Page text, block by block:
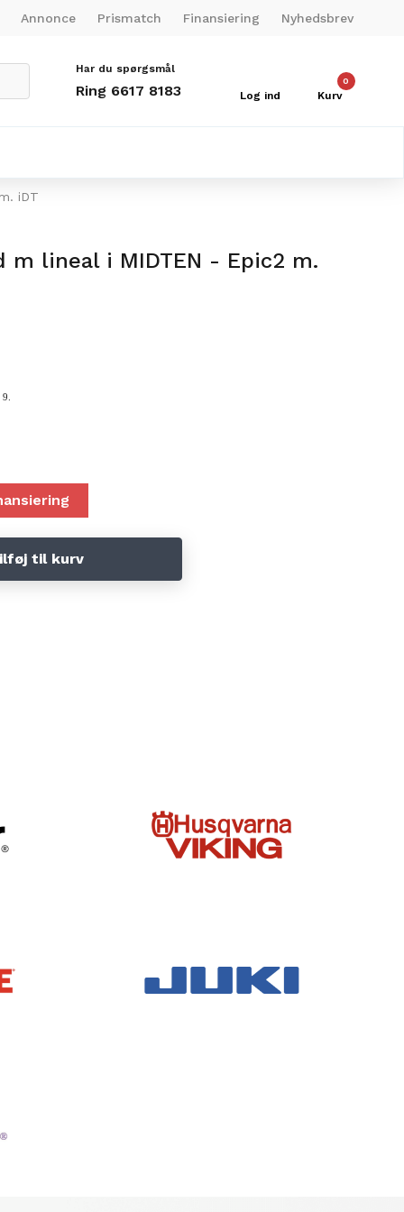
Annonce Prismatch Finansiering Nyhedsbrev
Har du spørgsmål
Ring 6617 8183 Log ind
0
Kurv
iDT
m lineal i MIDTEN - Epic2 m.
til kurv